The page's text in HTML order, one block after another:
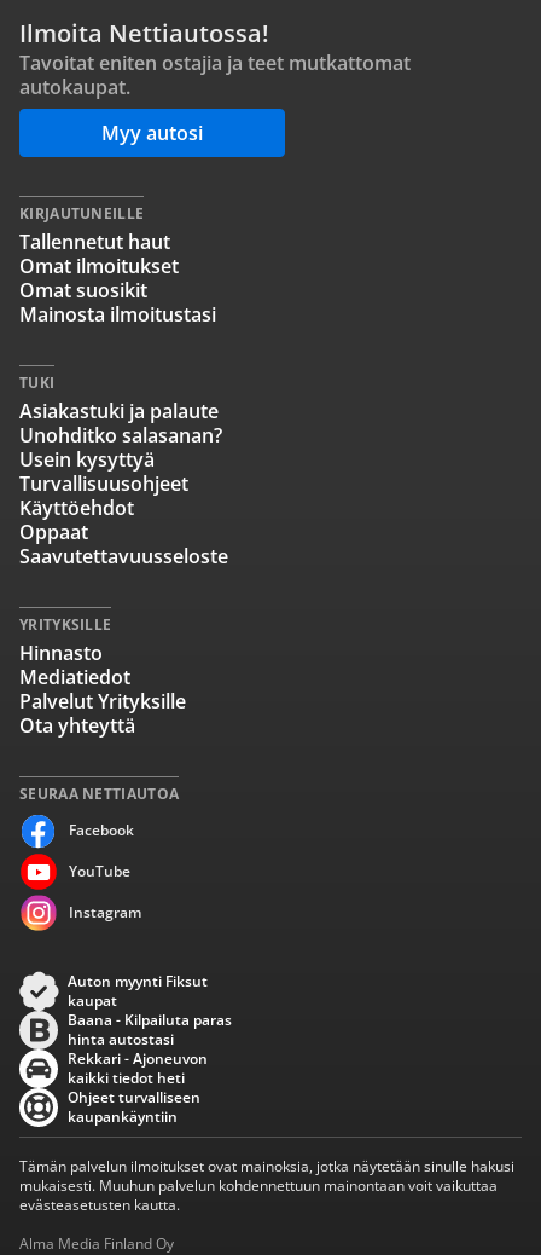
Ilmoita Nettiautossa!
Tavoitat eniten ostajia ja teet mutkattomat
autokaupat.
Myy autosi
SEURAA NETTIAUTOA
Facebook
YouTube
Instagram
KIRJAUTUNEILLE
Tallennetut haut
Omat ilmoitukset
Omat suosikit
Mainosta ilmoitustasi
TUKI
Asiakastuki ja palaute
Unohditko salasanan?
Usein kysyttyä
Turvallisuusohjeet
Käyttöehdot
Oppaat
Saavutettavuusseloste
YRITYKSILLE
Hinnasto
Mediatiedot
Palvelut Yrityksille
Ota yhteyttä
Auton myynti Fiksut
kaupat
Baana - Kilpailuta paras
hinta autostasi
Rekkari - Ajoneuvon
kaikki tiedot heti
Ohjeet turvalliseen
kaupankäyntiin
Tämän palvelun ilmoitukset ovat mainoksia, jotka näytetään sinulle hakusi
mukaisesti. Muuhun palvelun kohdennettuun mainontaan voit vaikuttaa
evästeasetusten kautta.
Alma Media Finland Oy